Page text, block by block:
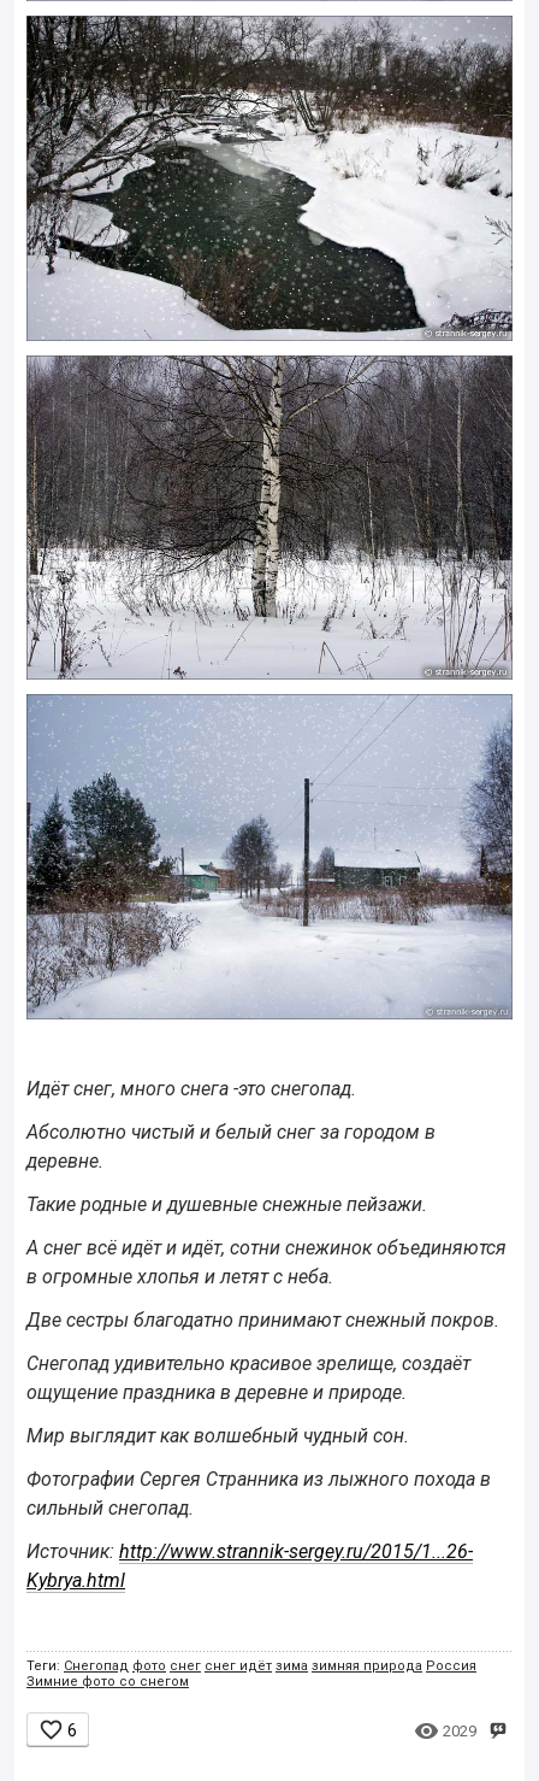
Идёт снег, много снега -это снегопад.
Абсолютно чистый и белый снег за городом в
деревне.
Такие родные и душевные снежные пейзажи.
А снег всё идёт и идёт, сотни снежинок объединяются
в огромные хлопья и летят с неба.
Две сестры благодатно принимают снежный покров.
Снегопад удивительно красивое зрелище, создаёт
ощущение праздника в деревне и природе.
Мир выглядит как волшебный чудный сон.
Фотографии Сергея Странника из лыжного похода в
сильный снегопад.
Источник: http://www.strannik-sergey.ru/2015/1...26-
Kybrya.html
Теги: Снегопад фото снег снег идёт зима зимняя природа Россия
Зимние фото со снегом
 6  2029